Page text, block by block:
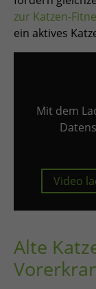
zur Katzen-
ein aktives
Mit dem
Video
Alte